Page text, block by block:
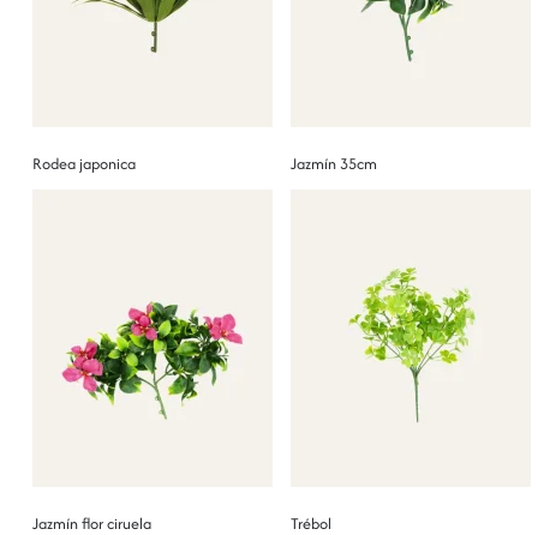
Rodea japonica Jazmín 35cm
Jazmín flor ciruela Trébol